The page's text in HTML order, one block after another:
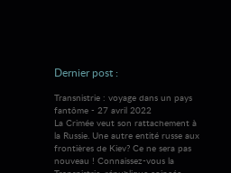
Dernier post :
Transnistrie : voyage dans un pays
fantôme - 27 avril 2022
La Crimée veut son rattachement à
la Russie. Une autre entité russe aux
frontières de Kiev? Ce ne sera pas
nouveau ! Connaissez-vous la